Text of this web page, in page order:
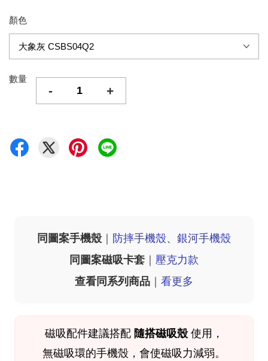
顏色
數量
- +
同圖案手機殼｜ 防摔手機殼、 銀河手機殼
同圖案磁吸卡套
壓克力款
查看同系列商品
看更多
磁吸配件建議搭配 隨搭磁吸殼使用，
無磁吸環的手機殼，會使磁吸力減弱。